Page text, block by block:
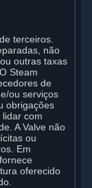
terceiros.
não
outras taxas
Steam
de
ou serviços
obrigações
lidar com
A Valve não
ou
Em
oferecido